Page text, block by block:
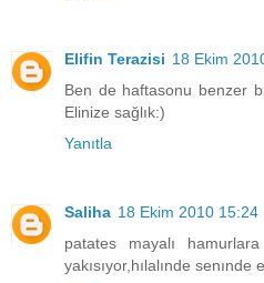
Elifin Terazisi 18 Ekim
Ben de haftasonu benzer
Elinize sağlık:)
Yanıtla
Saliha 18 Ekim 2010 15:24
patates mayalı
yakısıyor,hılalınde senınde